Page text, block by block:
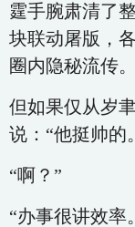
霆手腕肃清了
块联动屠版，
圈内隐秘流传。
但如果仅从岁
说：“他挺帅的
“啊？”
“办事很讲效率